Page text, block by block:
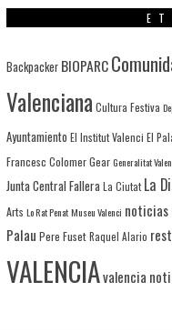
Backpacker BIOPARC
Valenciana Cultura Festiva
Ayuntamiento El Institut Valenci El
Francesc ColomerGear Generalitat
Junta Central Fallera La Ciutat La
Arts Lo Rat Penat Museu Valenci noticias
Palau Pere Fuset Raquel Alario
VALENCIAvalencia